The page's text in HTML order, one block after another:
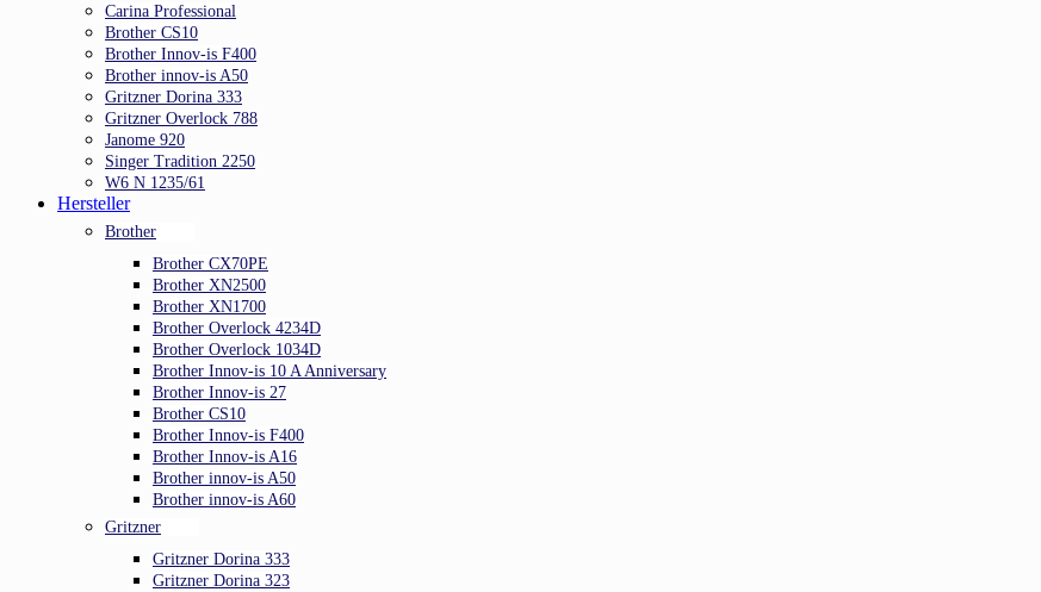
Carina Professional
Brother CS10
Brother Innov-is F400
Brother innov-is A50
Gritzner Dorina 333
Gritzner Overlock 788
Janome 920
Singer Tradition 2250
W6 N 1235/61
Hersteller
Brother
Brother CX70PE
Brother XN2500
Brother XN1700
Brother Overlock 4234D
Brother Overlock 1034D
Brother Innov-is 10 A Anniversary
Brother Innov-is 27
Brother CS10
Brother Innov-is F400
Brother Innov-is A16
Brother innov-is A50
Brother innov-is A60
Gritzner
Gritzner Dorina 333
Gritzner Dorina 323